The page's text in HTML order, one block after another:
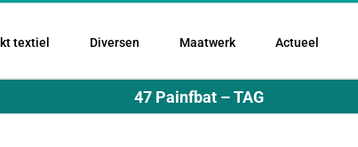
textiel Diversen Maatwerk Actueel
47 Painfbat – TAG